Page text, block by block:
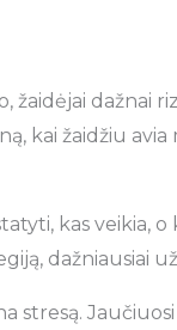
žaidėjai dažnai
kai žaidžiu
kas veikia,
dažniausiai
stresą.